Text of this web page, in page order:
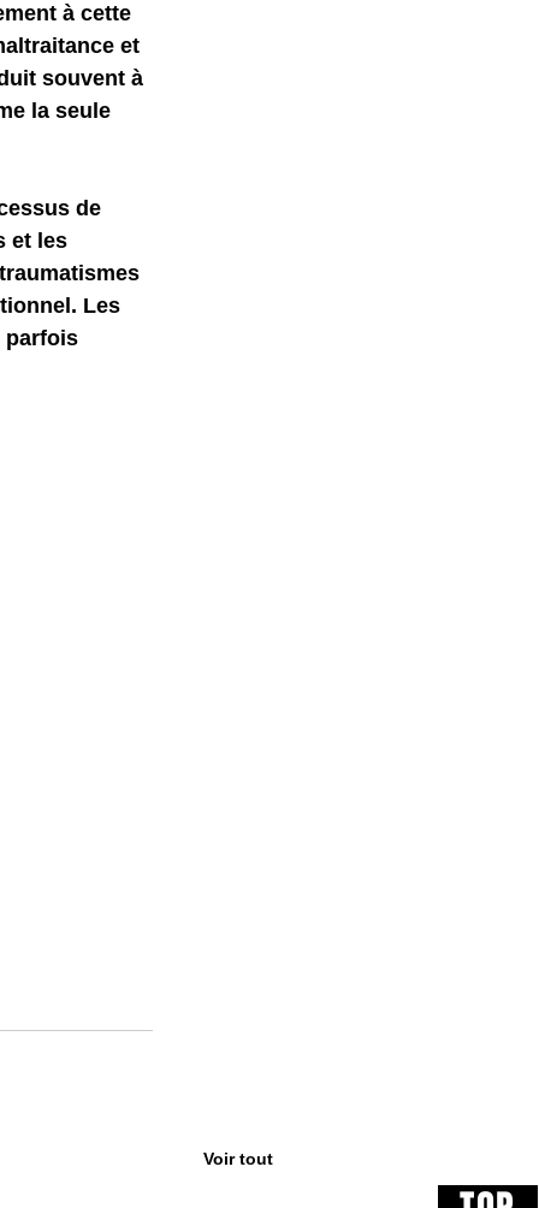
à cette
et
souvent à
la seule
de
et les
Les
parfois
Voir tout